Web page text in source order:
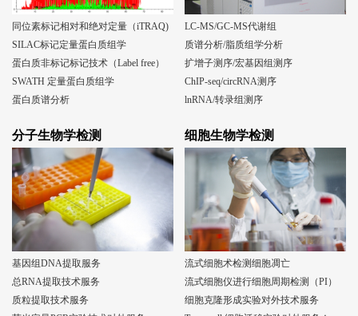
同位素标记相对和绝对定量（iTRAQ)
SILAC标记定量蛋白质组学
蛋白质非标记标记技术（Label free）
SWATH 定量蛋白质组学
蛋白质谱分析
LC-MS/GC-MS代谢组
质谱分析/脂质组学分析
扩增子测序/宏基因组测序
ChIP-seq/circRNA测序
lnRNA/转录组测序
分子生物学检测
基因组DNA提取服务
总RNA提取技术服务
质粒提取技术服务
细胞生物学检测
流式细胞术检测细胞凋亡
流式细胞仪进行细胞周期检测（PI）
细胞克隆形成实验对外技术服务